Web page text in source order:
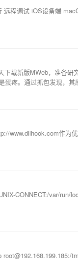
程调试 iOS设备端
载新版MWeb，准备
蛋疼。通过抓包发现，其
www.dllhook.com作为
CONNECT:/var/run/
root@192.168.199.185:/